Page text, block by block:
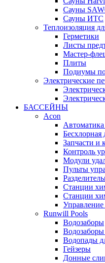
Сауны
Сауны ИТС
Теплоизоляция
Герметики
Листы
Мастер-
Плиты
Подиумы
Электрические
БАССЕЙНЫ
Acon
Беcхлорная
Запчасти и
Контроль
Модули
Пульты
Станции
Станции
Runwill Pools
Водозаборы
Водопады
Гейзеры
Донные